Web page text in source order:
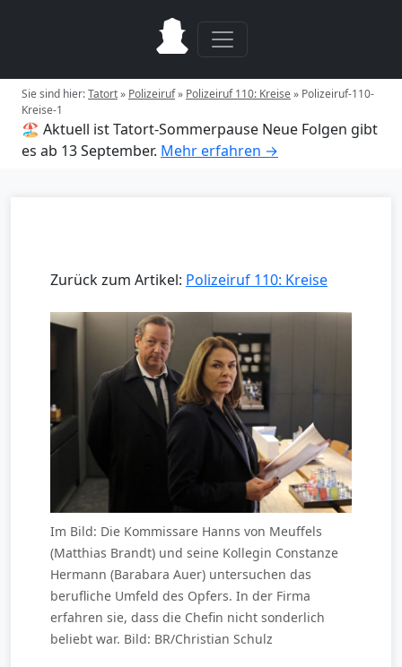
Sie sind hier:Tatort» Polizeiruf» Polizeiruf 110: Kreise» Polizeiruf-110-
Kreise-1
🏖️ Aktuell ist Tatort-Sommerpause Neue Folgen gibt
es ab 13 September. Mehr erfahren →
Zurück zum Artikel: Polizeiruf 110: Kreise
Im Bild: Die Kommissare Hanns von Meuffels
(Matthias Brandt) und seine Kollegin Constanze
Hermann (Barabara Auer) untersuchen das
berufliche Umfeld des Opfers. In der Firma
erfahren sie, dass die Chefin nicht sonderlich
beliebt war. Bild: BR/Christian Schulz